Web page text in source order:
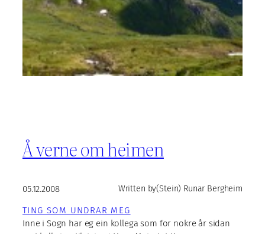
Å verne om heimen
05.12.2008 Written by(Stein) Runar Bergheim
TING SOM UNDRAR MEG
Inne i Sogn har eg ein kollega som for nokre år sidan